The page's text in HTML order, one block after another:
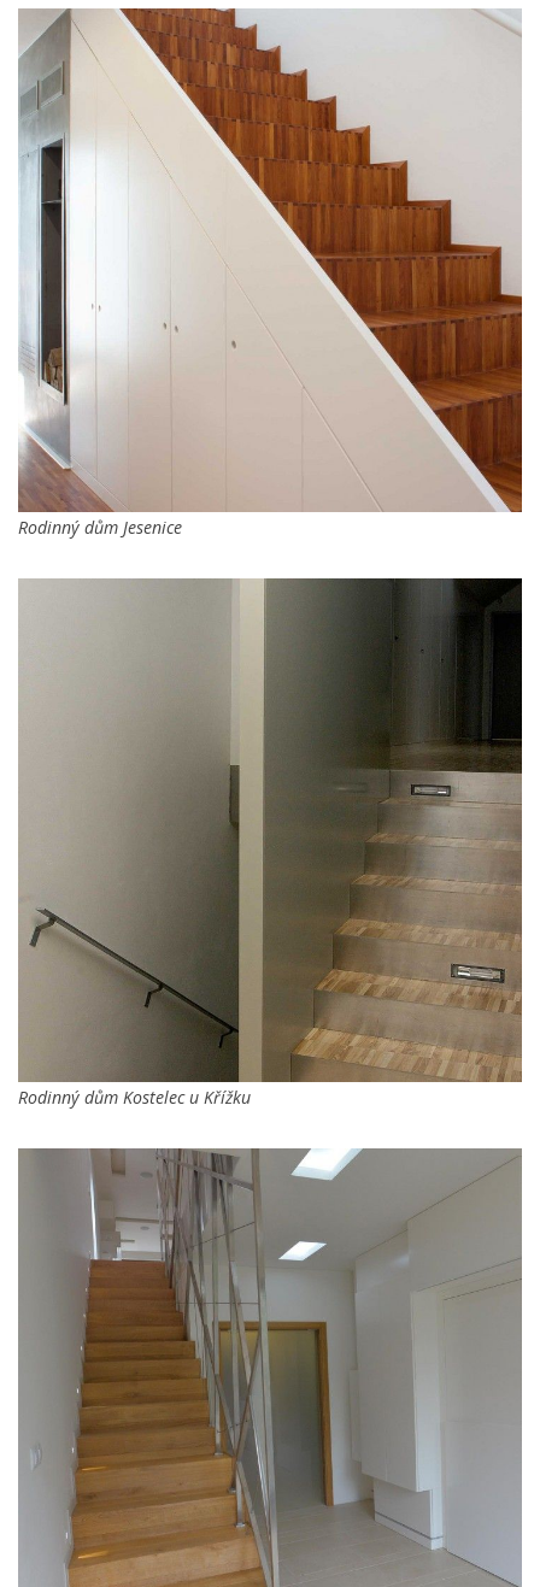
Rodinný dům Jesenice
Rodinný dům Kostelec u Křížku